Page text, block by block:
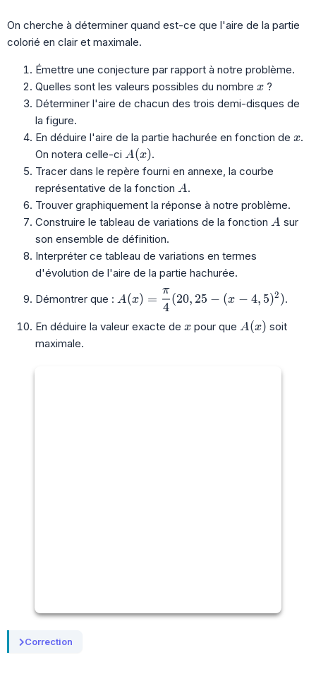
On cherche à déterminer quand est-ce que l'aire de la partie
colorié en clair et maximale.
Émettre une conjecture par rapport à notre problème.
Quelles sont les valeurs possibles du nombre x
x ?
Déterminer l'aire de chacun des trois demi-disques de
la figure.
En déduire l'aire de la partie hachurée en fonction de x
x.
On notera celle-ci A(x)
A(x).
Tracer dans le repère fourni en annexe, la courbe
représentative de la fonction A
A.
Trouver graphiquement la réponse à notre problème.
Construire le tableau de variations de la fonction A
A sur
son ensemble de définition.
Interpréter ce tableau de variations en termes
d'évolution de l'aire de la partie hachurée.
Démontrer que : A(x)=\dfrac{\pi}{4}(20,25-(x-
A(x) =
4
π
(20, 25 − (x − 4, 5)2 ).
En déduire la valeur exacte de x
x pour que A(x)
A(x) soit
maximale.
Correction